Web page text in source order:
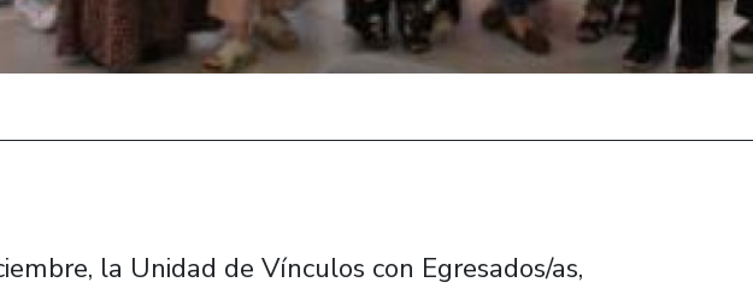
la Unidad de Vínculos con Egresados/as,